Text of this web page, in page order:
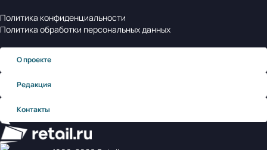
Политика конфиденциальности
Политика обработки персональных данных
О проекте
Редакция
Контакты